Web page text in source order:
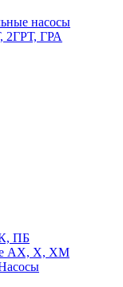
насосы
2ГРТ, ГРА
ПБ
АХ, Х, ХМ